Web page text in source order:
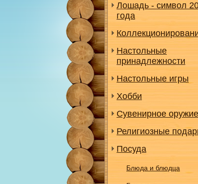
Лошадь - символ
года
Настольные
принадлежности
Настольные игры
Хобби
Сувенирное оружие
Религиозные
Посуда
Блюда и блюдца